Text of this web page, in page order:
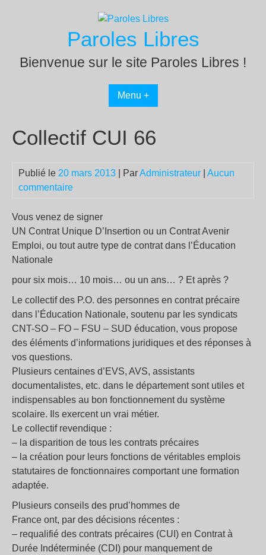
Paroles Libres
Bienvenue sur le site Paroles Libres !
Menu +
Collectif CUI 66
Publié le 20 mars 2013 | ParAdministrateur
Aucun
commentaire
Vous venez de signer
UN Contrat Unique D’Insertion ou un Contrat Avenir
Emploi, ou tout autre type de contrat dans l’Éducation
Nationale
pour six mois… 10 mois… ou un ans… ? Et après ?
Le collectif des P.O. des personnes en contrat précaire
dans l’Éducation Nationale, soutenu par les syndicats
CNT-SO – FO – FSU – SUD éducation, vous propose
des éléments d’informations juridiques et des réponses à
vos questions.
Plusieurs centaines d’EVS, AVS, assistants
documentalistes, etc. dans le département sont utiles et
indispensables au bon fonctionnement du système
scolaire. Ils exercent un vrai métier.
Le collectif revendique :
– la disparition de tous les contrats précaires
– la création pour leurs fonctions de véritables emplois
statutaires de fonctionnaires comportant une formation
adaptée.
Plusieurs conseils des prud’hommes de
France ont, par des décisions récentes :
– requalifié des contrats précaires (CUI) en Contrat à
Durée Indéterminée (CDI) pour manquement de